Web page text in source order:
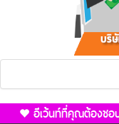
อีเว้นท์ที่คุณต้องชอ